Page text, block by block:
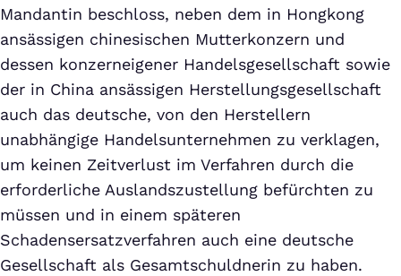
Mandantin beschloss, neben dem in Hongkong
ansässigen chinesischen Mutterkonzern und
dessen konzerneigener Handelsgesellschaft sowie
der in China ansässigen Herstellungsgesellschaft
auch das deutsche, von den Herstellern
unabhängige Handelsunternehmen zu verklagen,
um keinen Zeitverlust im Verfahren durch die
erforderliche Auslandszustellung befürchten zu
müssen und in einem späteren
Schadensersatzverfahren auch eine deutsche
Gesellschaft als Gesamtschuldnerin zu haben.